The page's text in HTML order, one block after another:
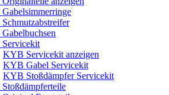
KYB Servicekit anzeigen
KYB Gabel Servicekit
KYB Stoßdämpfer Servicekit